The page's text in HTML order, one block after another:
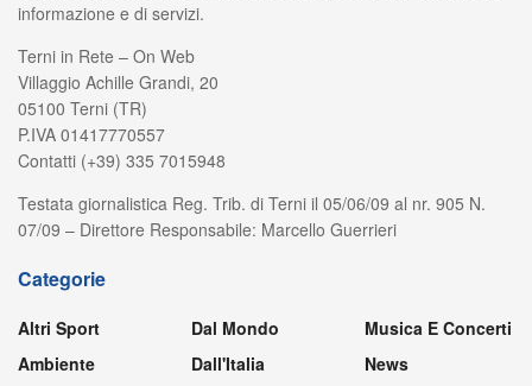
informazione e di servizi.
Terni in Rete – On Web
Villaggio Achille Grandi, 20
05100 Terni (TR)
P.IVA 01417770557
Contatti (+39) 335 7015948
Testata giornalistica Reg. Trib. di Terni il 05/06/09 al nr. 905 N.
07/09 – Direttore Responsabile: Marcello Guerrieri
Categorie
Altri Sport
Ambiente
Dal Mondo
Dall'Italia
Musica E Concerti
News